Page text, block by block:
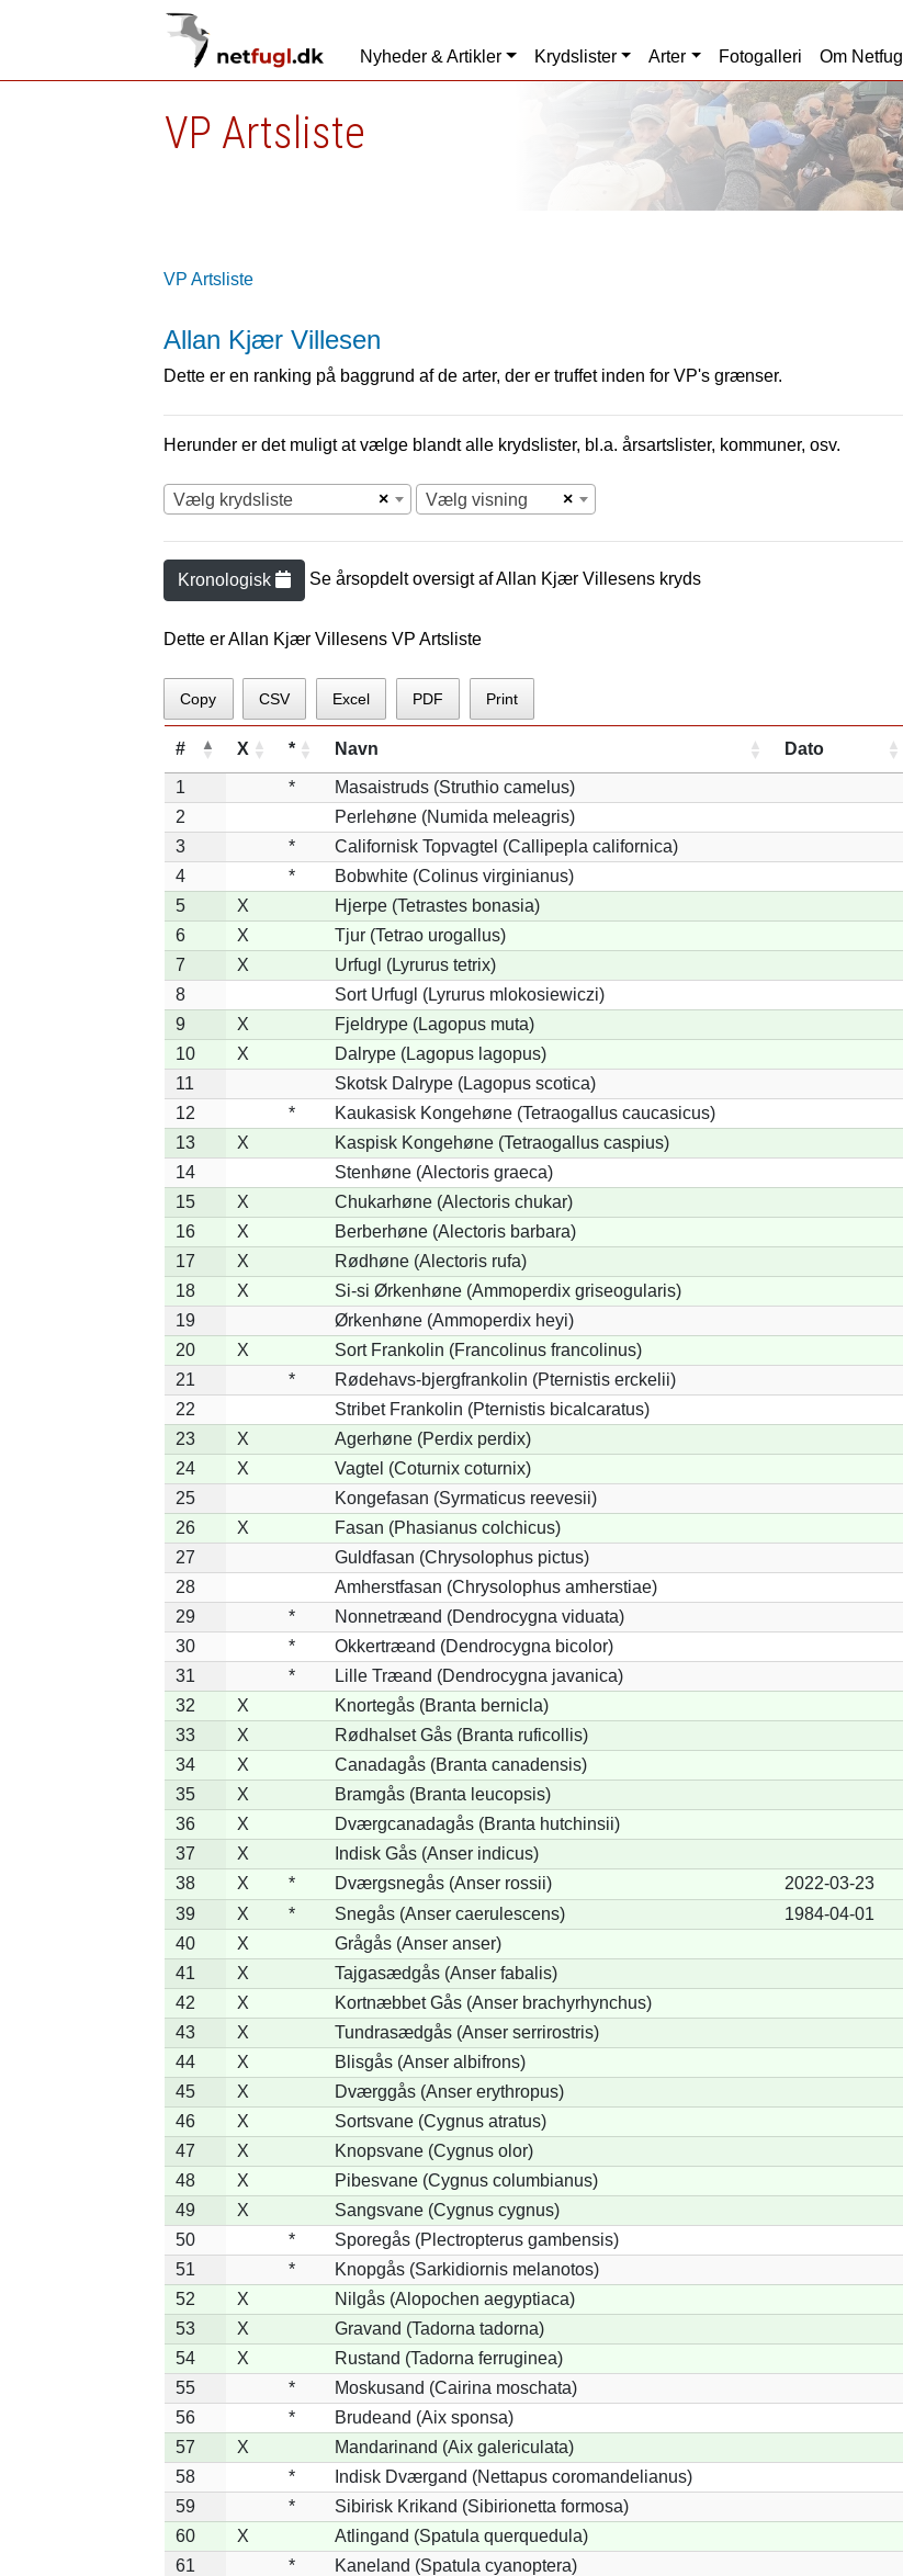
Nyheder & Artikler Krydslister Arter Fotogalleri Om Netfugl
VP Artsliste
VP Artsliste
Allan Kjær Villesen
Dette er en ranking på baggrund af de arter, der er truffet inden for VP's grænser.
Herunder er det muligt at vælge blandt alle krydslister, bl.a. årsartslister, kommuner, osv.
×
Vælg krydsliste ×
Vælg visning
Kronologisk Se årsopdelt oversigt afAllan Kjær Villesens kryds
Dette er Allan Kjær Villesens VP Artsliste
Copy CSV Excel PDF Print
# X * Navn Dato
1 *
Masaistruds (Struthio camelus)
2
Perlehøne (Numida meleagris)
3
*
Californisk Topvagtel (Callipepla californica)
4
*
Bobwhite (Colinus virginianus)
5
X
Hjerpe (Tetrastes bonasia)
6
X
Tjur (Tetrao urogallus)
7
X
Urfugl (Lyrurus tetrix)
8
Sort Urfugl (Lyrurus mlokosiewiczi)
9
X
Fjeldrype (Lagopus muta)
10
X
Dalrype (Lagopus lagopus)
11
Skotsk Dalrype (Lagopus scotica)
12
*
Kaukasisk Kongehøne (Tetraogallus caucasicus)
13
X
Kaspisk Kongehøne (Tetraogallus caspius)
14
Stenhøne (Alectoris graeca)
15
X
Chukarhøne (Alectoris chukar)
16
X
Berberhøne (Alectoris barbara)
17
X
Rødhøne (Alectoris rufa)
18
X
Si-si Ørkenhøne (Ammoperdix griseogularis)
19
Ørkenhøne (Ammoperdix heyi)
20
X
Sort Frankolin (Francolinus francolinus)
21
*
Rødehavs-bjergfrankolin (Pternistis erckelii)
22
Stribet Frankolin (Pternistis bicalcaratus)
23
X
Agerhøne (Perdix perdix)
24
X
Vagtel (Coturnix coturnix)
25
Kongefasan (Syrmaticus reevesii)
26
X
Fasan (Phasianus colchicus)
27
Guldfasan (Chrysolophus pictus)
28
Amherstfasan (Chrysolophus amherstiae)
29
*
Nonnetræand (Dendrocygna viduata)
30
*
Okkertræand (Dendrocygna bicolor)
31
*
Lille Træand (Dendrocygna javanica)
32
X
Knortegås (Branta bernicla)
33
X
Rødhalset Gås (Branta ruficollis)
34
X
Canadagås (Branta canadensis)
35
X
Bramgås (Branta leucopsis)
36
X
Dværgcanadagås (Branta hutchinsii)
37
X
Indisk Gås (Anser indicus)
38
X * Dværgsnegås (Anser rossii) 2022-03-23
39
X * Snegås (Anser caerulescens) 1984-04-01
40
X
Grågås (Anser anser)
41
X
Tajgasædgås (Anser fabalis)
42
X
Kortnæbbet Gås (Anser brachyrhynchus)
43
X
Tundrasædgås (Anser serrirostris)
44
X
Blisgås (Anser albifrons)
45
X
Dværggås (Anser erythropus)
46
X
Sortsvane (Cygnus atratus)
47
X
Knopsvane (Cygnus olor)
48
X
Pibesvane (Cygnus columbianus)
49
X
Sangsvane (Cygnus cygnus)
50
*
Sporegås (Plectropterus gambensis)
51
*
Knopgås (Sarkidiornis melanotos)
52
X
Nilgås (Alopochen aegyptiaca)
53
X
Gravand (Tadorna tadorna)
54
X
Rustand (Tadorna ferruginea)
55
*
Moskusand (Cairina moschata)
56
*
Brudeand (Aix sponsa)
57
X
Mandarinand (Aix galericulata)
58
*
Indisk Dværgand (Nettapus coromandelianus)
59
*
Sibirisk Krikand (Sibirionetta formosa)
60
X
Atlingand (Spatula querquedula)
61
*
Kaneland (Spatula cyanoptera)